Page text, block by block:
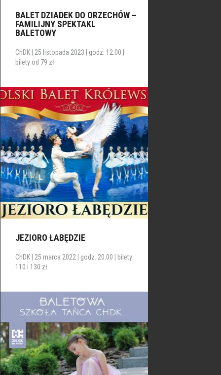
BALET DZIADEK DO ORZECHÓW –
FAMILIJNY SPEKTAKL
BALETOWY
ChDK | 25 listopada 2023 | godz. 12.00 |
bilety od 79 zł
JEZIORO ŁABĘDZIE
ChDK | 25 marca 2022 | godz. 20.00 | bilety
110 i 130 zł.